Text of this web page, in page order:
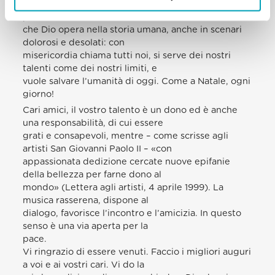
vita, arrivando a toccare tanti cuori e allargando il
che Dio opera nella storia umana, anche in scenari
dolorosi e desolati: con
misericordia chiama tutti noi, si serve dei nostri
talenti come dei nostri limiti, e
vuole salvare l’umanità di oggi. Come a Natale, ogni
giorno!
Cari amici, il vostro talento è un dono ed è anche
una responsabilità, di cui essere
grati e consapevoli, mentre – come scrisse agli
artisti San Giovanni Paolo II – «con
appassionata dedizione cercate nuove epifanie
della bellezza per farne dono al
mondo» (Lettera agli artisti, 4 aprile 1999). La
musica rasserena, dispone al
dialogo, favorisce l’incontro e l’amicizia. In questo
senso è una via aperta per la
pace.
Vi ringrazio di essere venuti. Faccio i migliori auguri
a voi e ai vostri cari. Vi do la